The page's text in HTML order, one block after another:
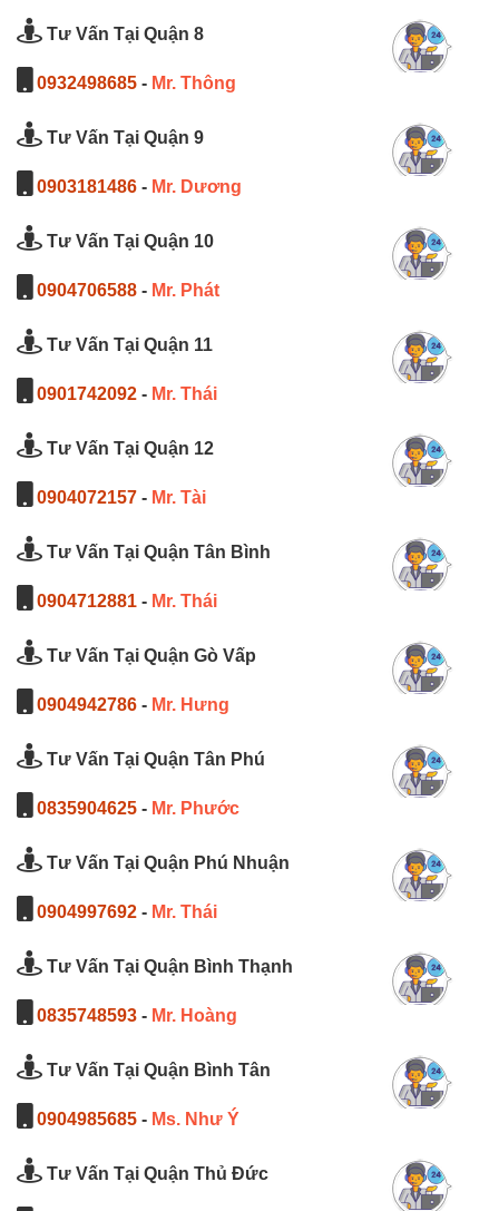
Tư Vấn Tại Quận 8
0932498685 - Mr. Thông
Tư Vấn Tại Quận 9
0903181486 - Mr. Dương
Tư Vấn Tại Quận 10
0904706588 - Mr. Phát
Tư Vấn Tại Quận 11
0901742092 - Mr. Thái
Tư Vấn Tại Quận 12
0904072157 - Mr. Tài
Tư Vấn Tại Quận Tân Bình
0904712881 - Mr. Thái
Tư Vấn Tại Quận Gò Vấp
0904942786 - Mr. Hưng
Tư Vấn Tại Quận Tân Phú
0835904625 - Mr. Phước
Tư Vấn Tại Quận Phú Nhuận
0904997692 - Mr. Thái
Tư Vấn Tại Quận Bình Thạnh
0835748593 - Mr. Hoàng
Tư Vấn Tại Quận Bình Tân
0904985685 - Ms. Như Ý
Tư Vấn Tại Quận Thủ Đức